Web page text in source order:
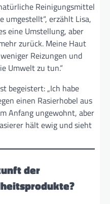
Reinigungsmittel
umgestellt“, erzählt Lisa,
eine Umstellung, aber
zurück. Meine Haut
Reizungen und
Umwelt zu tun.“
begeistert: „Ich habe
einen Rasierhobel aus
Anfang ungewohnt, aber
hält ewig und sieht
der